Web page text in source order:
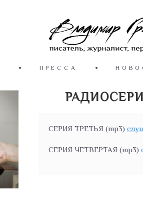
ПРЕССА
СЕРИЯ ТРЕТЬЯ (mp3)
СЕРИЯ ЧЕТВЕРТАЯ (mp3)